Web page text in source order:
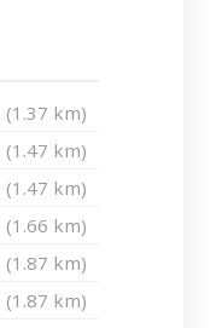
(1.37 km)
(1.47 km)
(1.47 km)
(1.66 km)
(1.87 km)
(1.87 km)